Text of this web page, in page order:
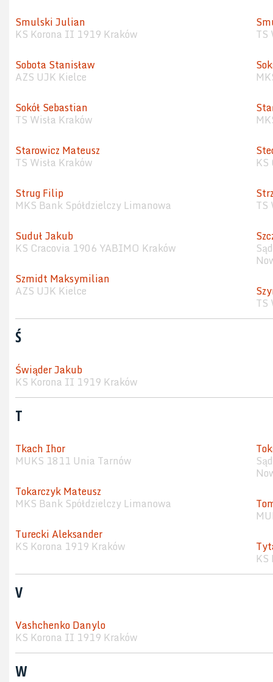
Smulski Julian
KS Korona II 1919 Kraków
TS
Sobota Stanisław
AZS UJK Kielce
Sokół Sebastian
TS Wisła Kraków
Starowicz Mateusz
TS Wisła Kraków
Strug Filip
MKS Bank Spółdzielczy Limanowa
TS
Suduł Jakub
KS Cracovia 1906 YABIMO Kraków
Szmidt Maksymilian
AZS UJK Kielce
TS
Ś
Świąder Jakub
KS Korona II 1919 Kraków
T
Tkach Ihor
MUKS 1811 Unia Tarnów
Tokarczyk Mateusz
MKS Bank Spółdzielczy Limanowa
Turecki Aleksander
KS Korona 1919 Kraków
V
Vashchenko Danylo
KS Korona II 1919 Kraków
W